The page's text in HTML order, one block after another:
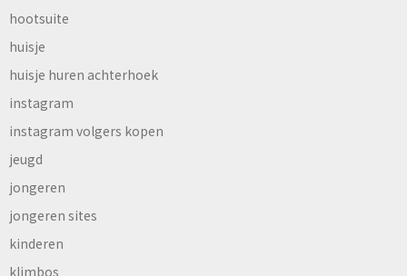
hootsuite
huisje
huisje huren achterhoek
instagram
instagram volgers kopen
jeugd
jongeren
jongeren sites
kinderen
klimbos